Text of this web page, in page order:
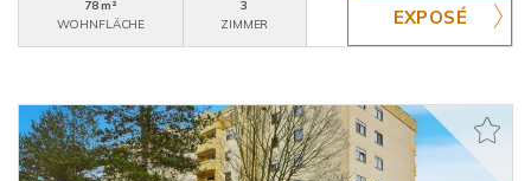
78 m²
WOHNFLÄCHE
3
ZIMMER